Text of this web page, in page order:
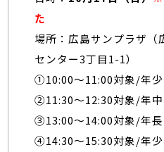
た
場所：広島サンプラザ（
センター3丁目1-1）
①10:00～11:00対象/年少
②11:30～12:30対象/年中
③13:00～14:00対象/年長
④14:30～15:30対象/年少